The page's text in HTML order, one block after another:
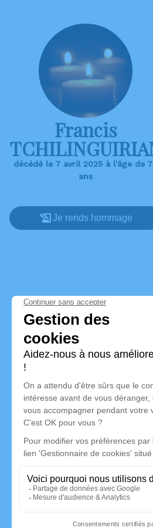
Francis
décédé le 7 avril 2025 à l'âge de
ans
Je rends hommage